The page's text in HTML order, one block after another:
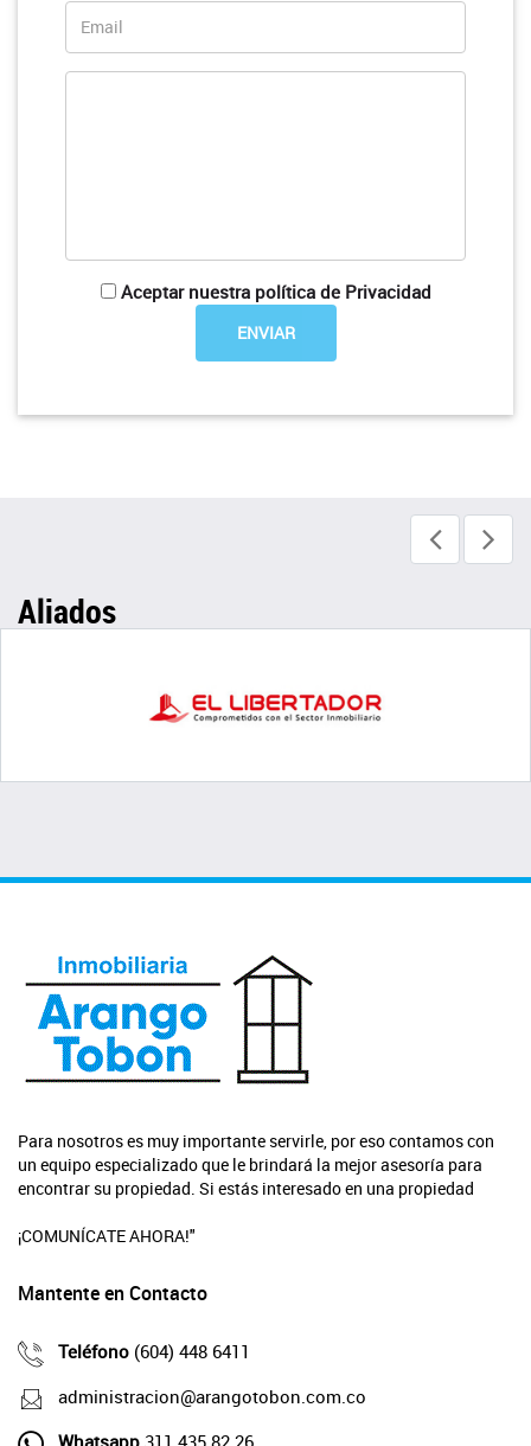
Aceptar nuestra política de Privacidad
Aliados
Para nosotros es muy importante servirle, por eso contamos con
un equipo especializado que le brindará la mejor asesoría para
encontrar su propiedad. Si estás interesado en una propiedad
¡COMUNÍCATE AHORA!"
Mantente en Contacto
Teléfono (604) 448 6411
administracion@arangotobon.com.co
Whatsapp 311 435 82 26